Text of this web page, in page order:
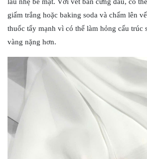
giấm trắng hoặc baking soda và chấm lên
thuốc tẩy mạnh vì có thể làm hỏng cấu trúc
vàng nặng hơn.